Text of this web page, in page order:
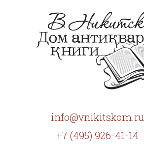
info@vnikitskom.ru
+7 (495) 926-41-14